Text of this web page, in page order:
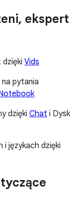
ekspert
dzięki Vids
pytania
dzięki Chat i Dysk
i językach dzięki